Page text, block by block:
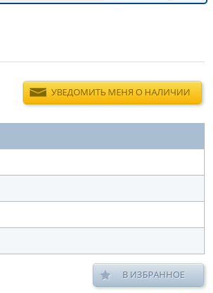
УВЕДОМИТЬ МЕНЯ О НАЛИЧИИ
В ИЗБРАННОЕ